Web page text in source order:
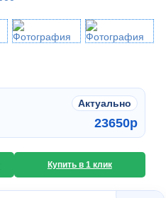
Актуально
23650p
Купить в 1 клик